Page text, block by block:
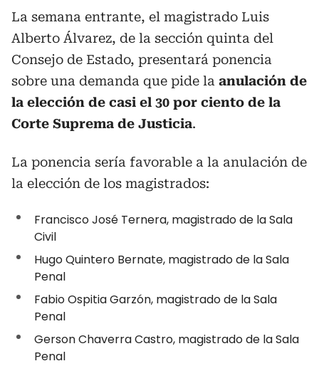
La semana entrante, el magistrado Luis
Alberto Álvarez, de la sección quinta del
Consejo de Estado, presentará ponencia
sobre una demanda que pide la anulación de
la elección de casi el 30 por ciento de la
Corte Suprema de Justicia.
La ponencia sería favorable a la anulación de
la elección de los magistrados:
Francisco José Ternera, magistrado de la Sala
Civil
Hugo Quintero Bernate, magistrado de la Sala
Penal
Fabio Ospitia Garzón, magistrado de la Sala
Penal
Gerson Chaverra Castro, magistrado de la Sala
Penal